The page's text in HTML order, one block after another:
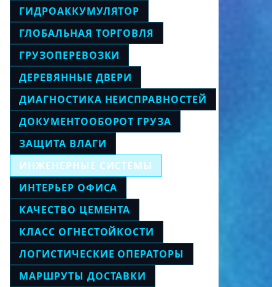
ГИДРОАККУМУЛЯТОР
ГЛОБАЛЬНАЯ ТОРГОВЛЯ
ГРУЗОПЕРЕВОЗКИ
ДЕРЕВЯННЫЕ ДВЕРИ
ДИАГНОСТИКА НЕИСПРАВНОСТЕЙ
ДОКУМЕНТООБОРОТ ГРУЗА
ЗАЩИТА ВЛАГИ
ИНЖЕНЕРНЫЕ СИСТЕМЫ
ИНТЕРЬЕР ОФИСА
КАЧЕСТВО ЦЕМЕНТА
КЛАСС ОГНЕСТОЙКОСТИ
ЛОГИСТИЧЕСКИЕ ОПЕРАТОРЫ
МАРШРУТЫ ДОСТАВКИ